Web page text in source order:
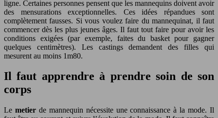
ligne. Certaines personnes pensent que les mannequins doivent avoir
des mensurations exceptionnelles. Ces idées répandues sont
complètement fausses. Si vous voulez faire du mannequinat, il faut
commencer dès les plus jeunes âges. Il faut tout faire pour avoir les
conditions exigées (par exemple, faites du basket pour gagner
quelques centimètres). Les castings demandent des filles qui
mesurent au moins 1m80.
Il faut apprendre à prendre soin de son
corps
Le metierde mannequin nécessite une connaissance à la mode. Il